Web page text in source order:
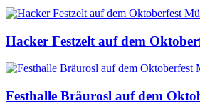
Hacker Festzelt auf dem
Festhalle Bräurosl auf dem